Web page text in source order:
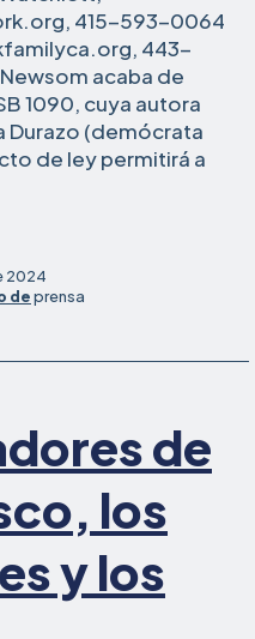
415-593-0064
443-
acaba de
1090, cuya autora
Durazo (demócrata
de ley permitirá a
2024
deprensa
de
los
y los